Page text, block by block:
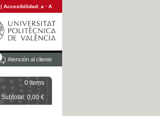
| Accesibilidad: a · A
Atención al cliente
0 items
Subtotal: 0,00 €